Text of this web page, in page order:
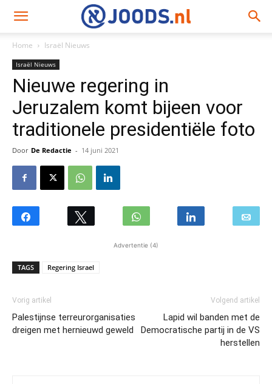
Home Israël Nieuws
Israël Nieuws
Nieuwe regering in
Jeruzalem komt bijeen voor
traditionele presidentiële foto
Door De Redactie - 14 juni 2021
Advertentie (4)
TAGS Regering Israel
Vorig artikel
Palestijnse terreurorganisaties
dreigen met hernieuwd geweld
Volgend artikel
Lapid wil banden met de
Democratische partij in de VS
herstellen